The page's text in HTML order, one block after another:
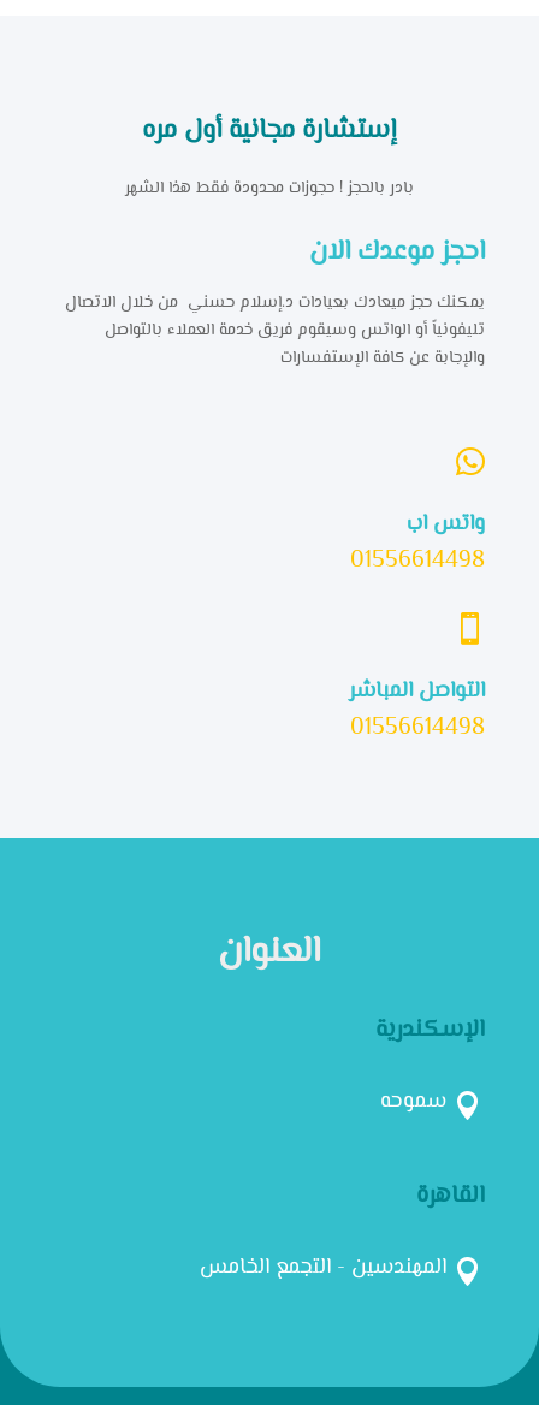
إستشارة مجانية أول مره
بادر بالحجز ! حجوزات محدودة فقط هذا الشهر
احجز موعدك الان
يمكنك حجز ميعادك بعيادات د.إسلام حسني من خلال الاتصال
تليفونياً أو الواتس وسيقوم فريق خدمة العملاء بالتواصل
والإجابة عن كافة الإستفسارات

واتس اب
01556614498

التواصل المباشر
01556614498
العنوان
القاهرة
 المهندسين - التجمع الخامس
الإسكندرية
 سموحه